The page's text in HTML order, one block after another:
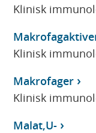
Klinisk
Klinisk
Makrofager
Klinisk
Malat,U-